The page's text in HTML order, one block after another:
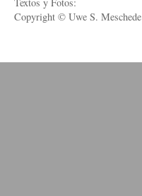
Copyright © Uwe S. Meschede